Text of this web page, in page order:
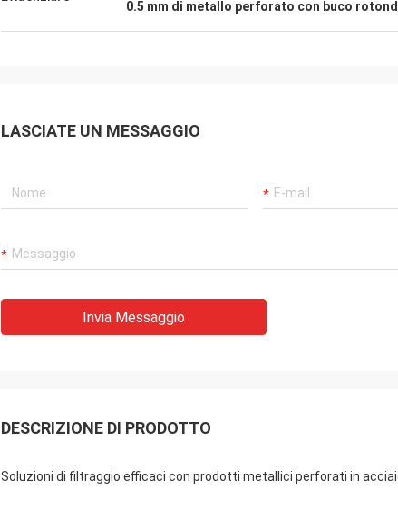
0.5 mm di metallo perforato con buco
LASCIATE UN MESSAGGIO
Invia Messaggio
DESCRIZIONE DI PRODOTTO
Soluzioni di filtraggio efficaci con prodotti metallici perforati in